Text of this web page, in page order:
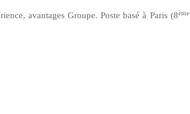
avantages Groupe. Poste basé à Paris (8ème